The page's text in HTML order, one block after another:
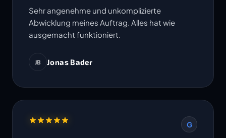
Sehr angenehme und unkomplizierte
Abwicklung meines Auftrag. Alles hat wie
ausgemacht funktioniert.
JB Jonas Bader
G